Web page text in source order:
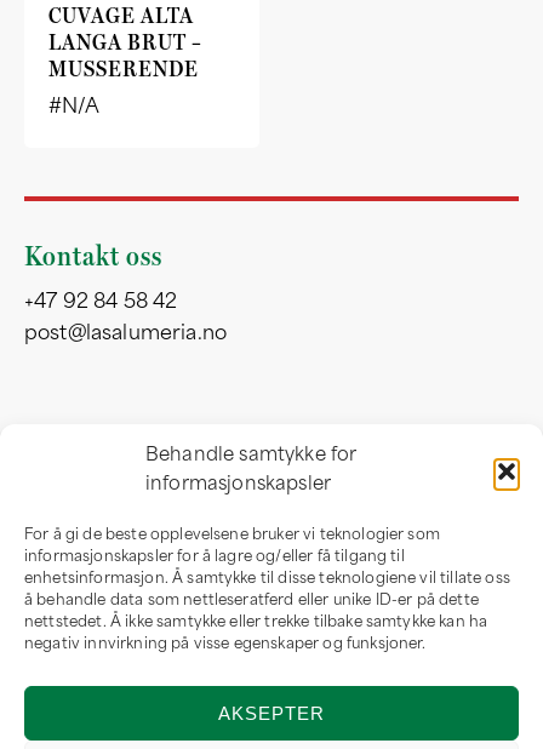
Behandle samtykke for
informasjonskapsler
For å gi de beste opplevelsene bruker vi teknologier som
informasjonskapsler for å lagre og/eller få tilgang til
enhetsinformasjon. Å samtykke til disse teknologiene vil tillate oss
å behandle data som nettleseratferd eller unike ID-er på dette
nettstedet. Å ikke samtykke eller trekke tilbake samtykke kan ha
negativ innvirkning på visse egenskaper og funksjoner.
AKSEPTER
CUVAGE ALTA
LANGA BRUT –
MUSSERENDE
#N/A
Kontakt oss
+47 92 84 58 42
post@lasalumeria.no
Professor Birkelandsvei 32 b
1081 Oslo
Norge